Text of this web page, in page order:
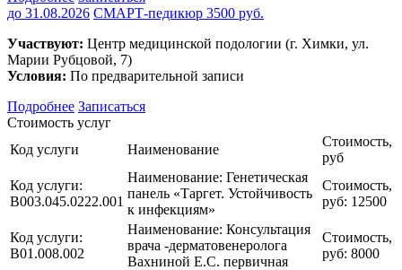
до 31.08.2026 СМАРТ-педикюр 3500 руб.
Участвуют: Центр медицинской подологии (г. Химки, ул.
Марии Рубцовой, 7)
Условия: По предварительной записи
Подробнее Записаться
Стоимость услуг
Код услуги
Наименование
Стоимость,
руб
Код услуги:
В003.045.0222.001
Наименование: Генетическая
панель «Таргет. Устойчивость
к инфекциям»
Стоимость,
руб: 12500
Код услуги:
B01.008.002
Наименование: Консультация
врача -дерматовенеролога
Вахниной Е.С. первичная
Стоимость,
руб: 8000